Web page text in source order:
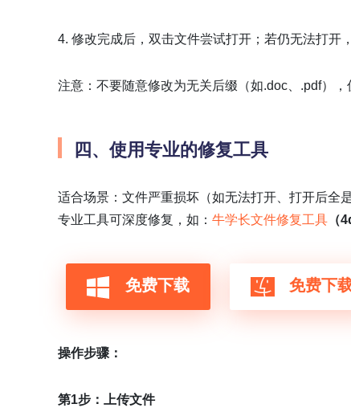
4. 修改完成后，双击文件尝试打开；若仍无法打开
注意：不要随意修改为无关后缀（如.doc、.pdf）
四、使用专业的修复工具
适合场景：文件严重损坏（如无法打开、打开后全
专业工具可深度修复，如： 牛学长文件修复工具 （
免费下载 免费下
操作步骤：
第1步：上传文件